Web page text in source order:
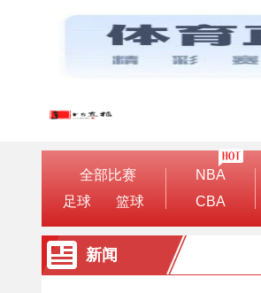
全部比赛
足球
篮球
NBA
CBA
新闻